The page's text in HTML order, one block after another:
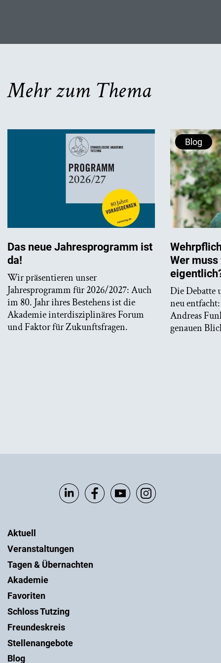
Mehr zum Thema
Das neue Jahresprogramm ist
da!
Wir präsentieren unser
Jahresprogramm für 2026/2027: Auch
im 80. Jahr ihres Bestehens ist die
Akademie interdisziplinäres Forum
und Faktor für Zukunftsfragen.
Blog
Wer
Die Debatte
neu
Andreas
genauen
Aktuell
Veranstaltungen
Tagen & Übernachten
Akademie
Favoriten
Schloss Tutzing
Freundeskreis
Stellenangebote
Blog